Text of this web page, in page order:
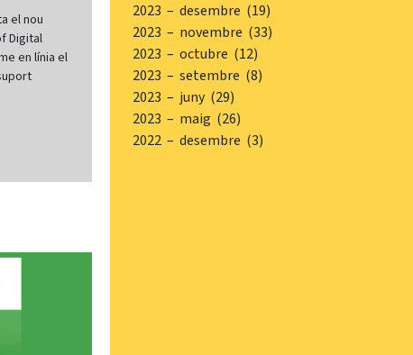
el nou
Digital
en línia el
2023 – desembre (19)
2023 – novembre (33)
2023 – octubre (12)
2023 – setembre (8)
2023 – juny (29)
2023 – maig (26)
2022 – desembre (3)